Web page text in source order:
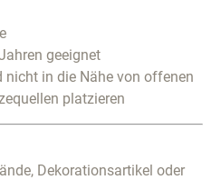
geeignet
nicht in die Nähe von offenen
platzieren
Dekorationsartikel oder